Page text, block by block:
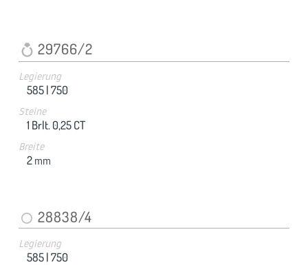
29766/2
Legierung
585 |750
Steine
1 Brlt. 0,25 CT
Breite
2 mm
28838/4
Legierung
585 |750